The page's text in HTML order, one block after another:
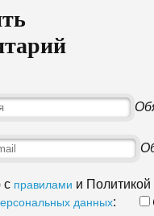
с правилами и
данных: